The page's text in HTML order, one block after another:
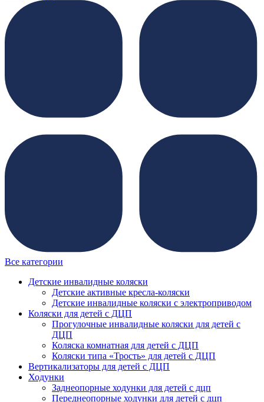
Все категории
Детские инвалидные коляски
Детские активные кресла-коляски
Детские инвалидные коляски с электроприводом
Коляски для детей с ДЦП
Прогулочные инвалидные коляски для детей с
ДЦП
Коляска комнатная для детей с ДЦП
Коляски типа «Трость» для детей с ДЦП
Вертикализаторы для детей с ДЦП
Ходунки
Заднеопорные ходунки для детей с дцп
Переднеопорные ходунки для детей с дцп